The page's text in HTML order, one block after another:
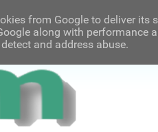
from Google to deliver its
along with performance
and address abuse.